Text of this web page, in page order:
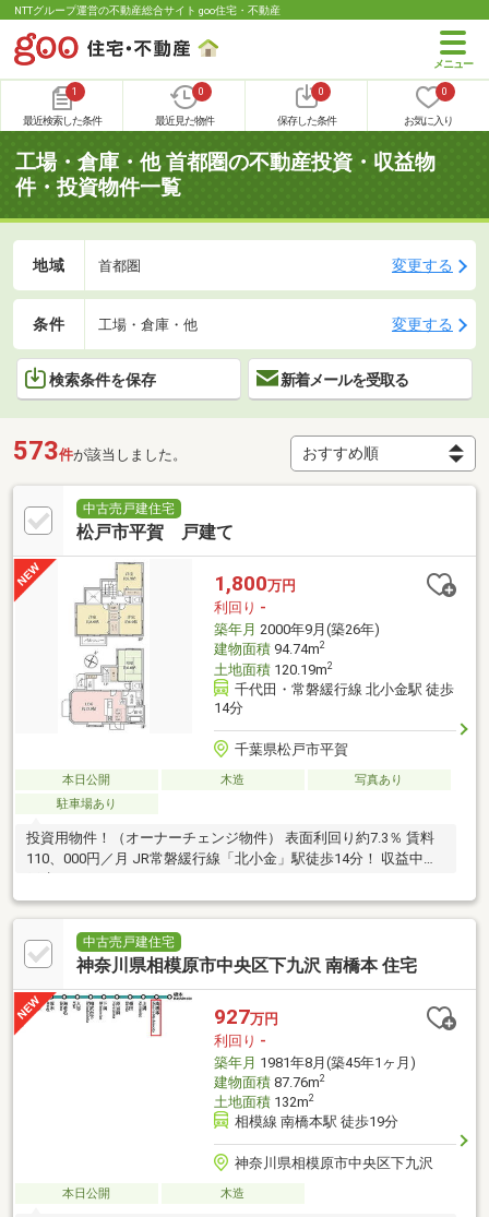
NTTグループ運営の不動産総合サイト goo住宅・不動産
1
最近検索した条件
0
最近見た物件
0
保存した条件
0
お気に入り
工場・倉庫・他 首都圏の不動産投資・収益物
件・投資物件一覧
地域 首都圏 変更する
条件 工場・倉庫・他 変更する
検索条件を保存 新着メールを受取る
573件が該当しました。
中古売戸建住宅
松戸市平賀 戸建て
1,800万円
利回り -
築年月 2000年9月(築26年)
建物面積94.74m2
土地面積120.19m2
千代田・常磐緩行線 北小金駅 徒歩
14分
千葉県松戸市平賀
本日公開 木造
写真あり
駐車場あり
投資用物件！（オーナーチェンジ物件） 表面利回り約7.3％ 賃料
110、000円／月 JR常磐緩行線「北小金」駅徒歩14分！ 収益中古
中古売戸建住宅
神奈川県相模原市中央区下九沢 南橋本 住宅
927万円
利回り -
築年月 1981年8月(築45年1ヶ月)
建物面積87.76m2
土地面積132m2
相模線 南橋本駅 徒歩19分
神奈川県相模原市中央区下九沢
本日公開 木造